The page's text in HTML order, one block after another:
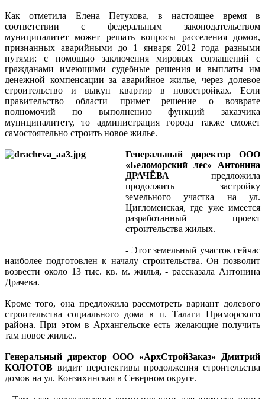
Как отметила Елена Петухова, в настоящее время в
соответствии с федеральным законодательством
муниципалитет может решать вопросы расселения домов,
признанных аварийными до 1 января 2012 года разными
путями: с помощью заключения мировых соглашений с
гражданами имеющими судебные решения и выплаты им
денежной компенсации за аварийное жилье, через долевое
строительство и выкуп квартир в новостройках. Если
правительство области примет решение о возврате
полномочий по выполнению функций заказчика
муниципалитету, то администрация города также сможет
самостоятельно строить новое жилье.
Генеральный директор ООО
«Беломорский лес» Антонина
ДРАЧЁВА предложила
продолжить застройку
земельного участка на ул.
Цигломенская, где уже имеется
разработанный проект
строительства жилых.
- Этот земельный участок сейчас
наиболее подготовлен к началу строительства. Он позволит
возвести около 13 тыс. кв. м. жилья, - рассказала Антонина
Драчева.
Кроме того, она предложила рассмотреть вариант долевого
строительства социального дома в п. Талаги Приморского
района. При этом в Архангельске есть желающие получить
там новое жилье..
Генеральный директор ООО «АрхСтройЗаказ» Дмитрий
КОЛОТОВ видит перспективы продолжения строительства
домов на ул. Конзихинская в Северном округе.